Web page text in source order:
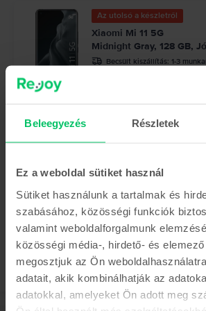
Beleegyezés Részletek
Ez a weboldal sütiket használ
Sütiket használunk a tartalmak és
szabásához, közösségi funkciók
valamint weboldalforgalmunk
közösségi média-, hirdető- és
megosztjuk az Ön
adatait, akik kombinálhatják az
adatokkal, amelyeket Ön adott meg
Az utolsó a készletről
Xiaomi Mi 11 5G
Midnight Gray, 128 GB, Jó
Becsült kiszállítás: 1-3
Az utolsó a készletről
Xiaomi Redmi Note 13
Becsült kiszállítás:
82.990 Ft